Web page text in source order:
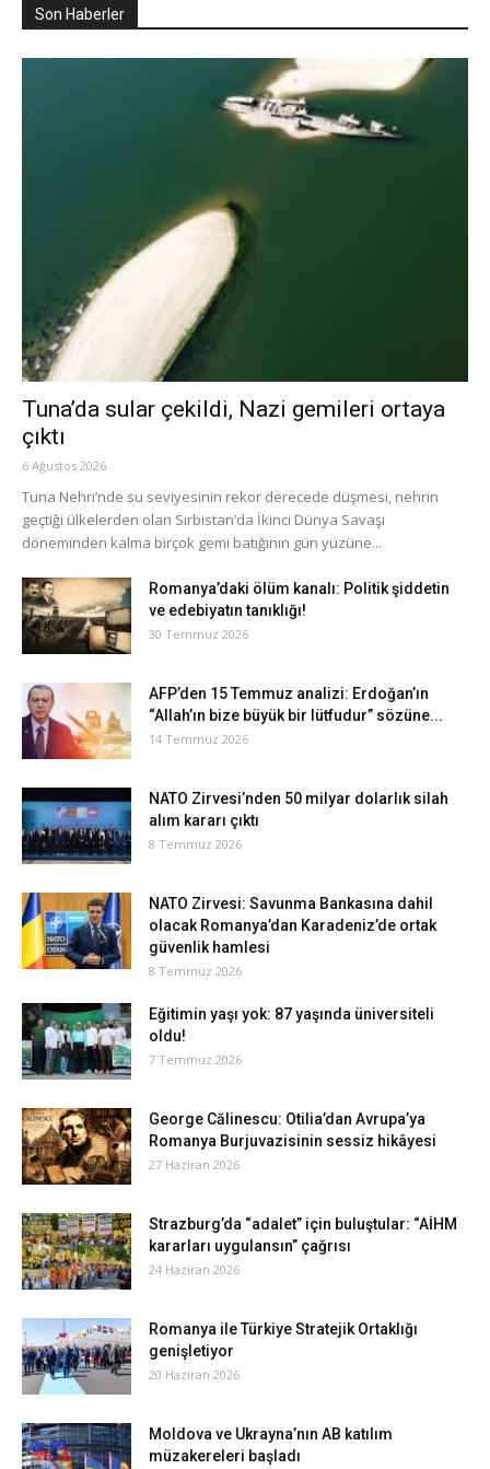
Son Haberler
Tuna’da sular çekildi, Nazi gemileri ortaya
çıktı
6 Ağustos 2026
Tuna Nehri’nde su seviyesinin rekor derecede düşmesi, nehrin
geçtiği ülkelerden olan Sırbistan’da İkinci Dünya Savaşı
döneminden kalma birçok gemi batığının gün yüzüne...
Romanya’daki ölüm kanalı: Politik şiddetin
ve edebiyatın tanıklığı!
30 Temmuz 2026
AFP’den 15 Temmuz analizi: Erdoğan’ın
“Allah’ın bize büyük bir lütfudur” sözüne...
14 Temmuz 2026
NATO Zirvesi’nden 50 milyar dolarlık silah
alım kararı çıktı
8 Temmuz 2026
NATO Zirvesi: Savunma Bankasına dahil
olacak Romanya’dan Karadeniz’de ortak
güvenlik hamlesi
8 Temmuz 2026
Eğitimin yaşı yok: 87 yaşında üniversiteli
oldu!
7 Temmuz 2026
George Călinescu: Otilia’dan Avrupa’ya
Romanya Burjuvazisinin sessiz hikâyesi
27 Haziran 2026
Strazburg’da “adalet” için buluştular: “AİHM
kararları uygulansın” çağrısı
24 Haziran 2026
Romanya ile Türkiye Stratejik Ortaklığı
genişletiyor
20 Haziran 2026
Moldova ve Ukrayna’nın AB katılım
müzakereleri başladı